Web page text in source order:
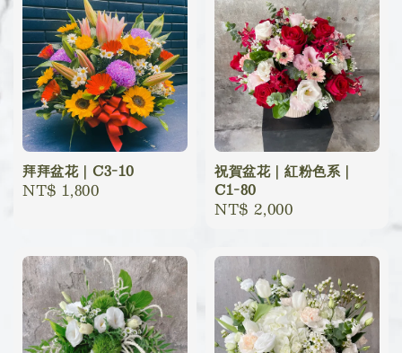
拜拜盆花｜C3-10
Regular
NT$ 1,800
祝賀盆花｜紅粉色系｜
C1-80
Regular
NT$ 2,000